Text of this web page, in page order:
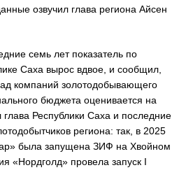
озвучил глава региона Айсен
семь лет показатель по
Саха вырос вдвое, и сообщил,
компаний золотодобывающего
бюджета оценивается на
Республики Саха и последние
региона: так, в 2025
была запущена ЗИФ на Хвойном
«Нордголд» провела запуск I